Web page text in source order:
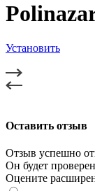
Установить
Оставить отзыв
Отзыв успешно
Он будет
Оцените